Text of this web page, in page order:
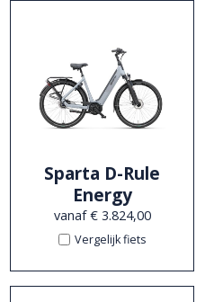
Sparta D-Rule
Energy
vanaf € 3.824,00
Vergelijk fiets